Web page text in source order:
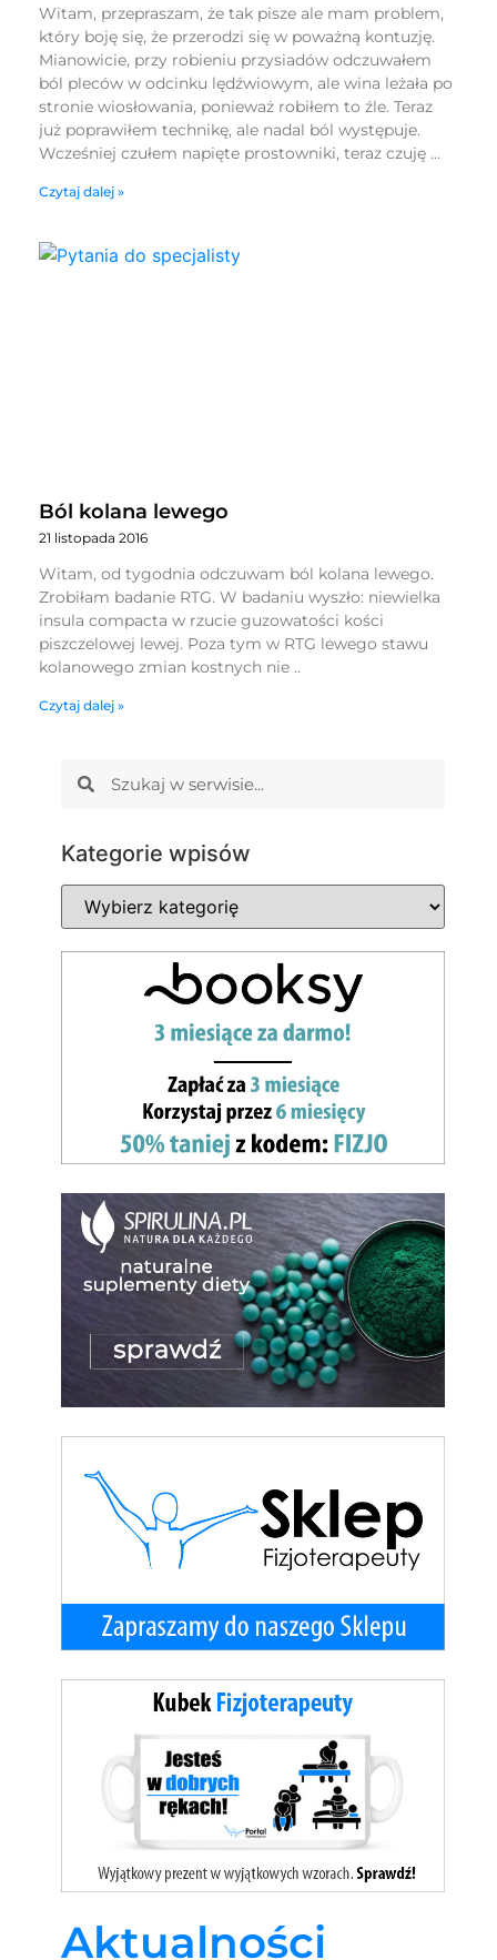
Witam, przepraszam, że tak pisze ale mam problem,
który boję się, że przerodzi się w poważną kontuzję.
Mianowicie, przy robieniu przysiadów odczuwałem
ból pleców w odcinku lędźwiowym, ale wina leżała po
stronie wiosłowania, ponieważ robiłem to źle. Teraz
już poprawiłem technikę, ale nadal ból występuje.
Wcześniej czułem napięte prostowniki, teraz czuję …
Czytaj dalej »
Ból kolana lewego
21 listopada 2016
Witam, od tygodnia odczuwam ból kolana lewego.
Zrobiłam badanie RTG. W badaniu wyszło: niewielka
insula compacta w rzucie guzowatości kości
piszczelowej lewej. Poza tym w RTG lewego stawu
kolanowego zmian kostnych nie ..
Czytaj dalej »
Kategorie wpisów
Aktualności